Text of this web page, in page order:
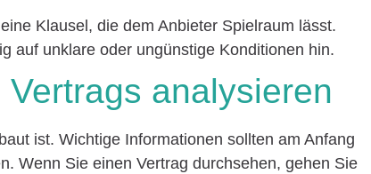
Klausel, die dem Anbieter Spielraum lässt.
auf unklare oder ungünstige Konditionen hin.
analysieren
ist. Wichtige Informationen sollten am Anfang
Wenn Sie einen Vertrag durchsehen, gehen Sie